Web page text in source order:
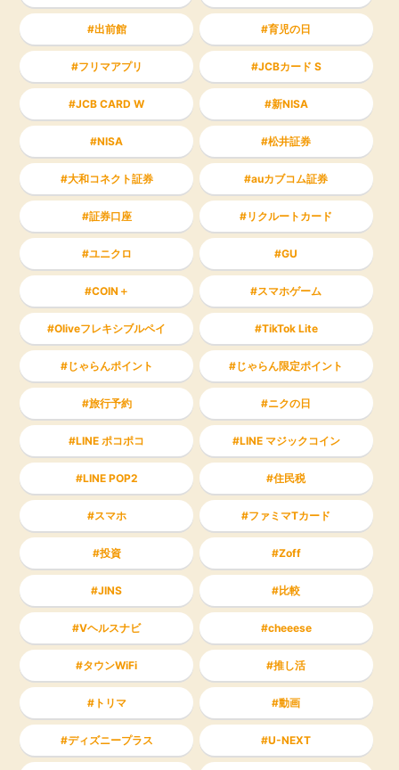
出前館 育児の日
フリマアプリ JCBカード S
JCB CARD W 新NISA
NISA 松井証券
大和コネクト証券 auカブコム証券
証券口座 リクルートカード
ユニクロ GU
COIN＋ スマホゲーム
Oliveフレキシブルペイ TikTok Lite
じゃらんポイント じゃらん限定ポイント
旅行予約 ニクの日
LINE ポコポコ LINE マジックコイン
LINE POP2 住民税
スマホ ファミマTカード
投資 Zoff
JINS 比較
Vヘルスナビ cheeese
タウンWiFi 推し活
トリマ 動画
ディズニープラス U-NEXT